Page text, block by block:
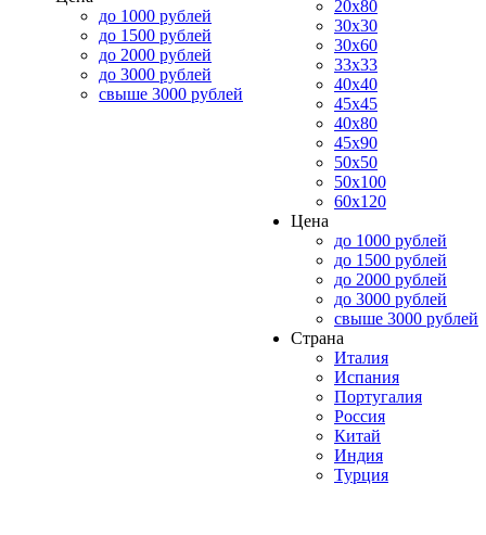
до 1000 рублей
до 1500 рублей
до 2000 рублей
до 3000 рублей
свыше 3000 рублей
20x80
30x30
30x60
33x33
40x40
45x45
40x80
45x90
50x50
50x100
60x120
Цена
до 1000 рублей
до 1500 рублей
до 2000 рублей
до 3000 рублей
свыше 3000 рублей
Страна
Италия
Испания
Португалия
Россия
Китай
Индия
Турция